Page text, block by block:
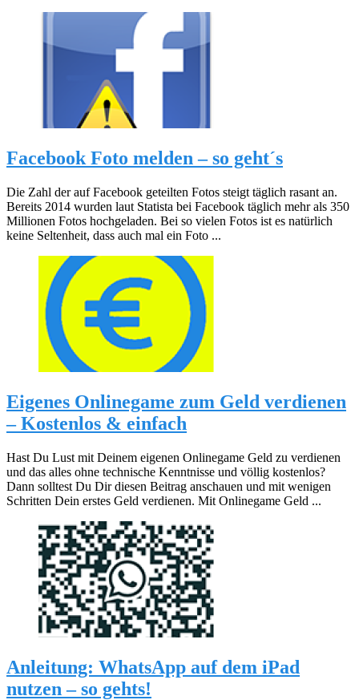
Facebook Foto melden – so geht´s
Die Zahl der auf Facebook geteilten Fotos steigt täglich rasant an.
Bereits 2014 wurden laut Statista bei Facebook täglich mehr als 350
Millionen Fotos hochgeladen. Bei so vielen Fotos ist es natürlich
keine Seltenheit, dass auch mal ein Foto ...
Eigenes Onlinegame zum Geld verdienen
– Kostenlos & einfach
Hast Du Lust mit Deinem eigenen Onlinegame Geld zu verdienen
und das alles ohne technische Kenntnisse und völlig kostenlos?
Dann solltest Du Dir diesen Beitrag anschauen und mit wenigen
Schritten Dein erstes Geld verdienen. Mit Onlinegame Geld ...
Anleitung: WhatsApp auf dem iPad
nutzen – so gehts!